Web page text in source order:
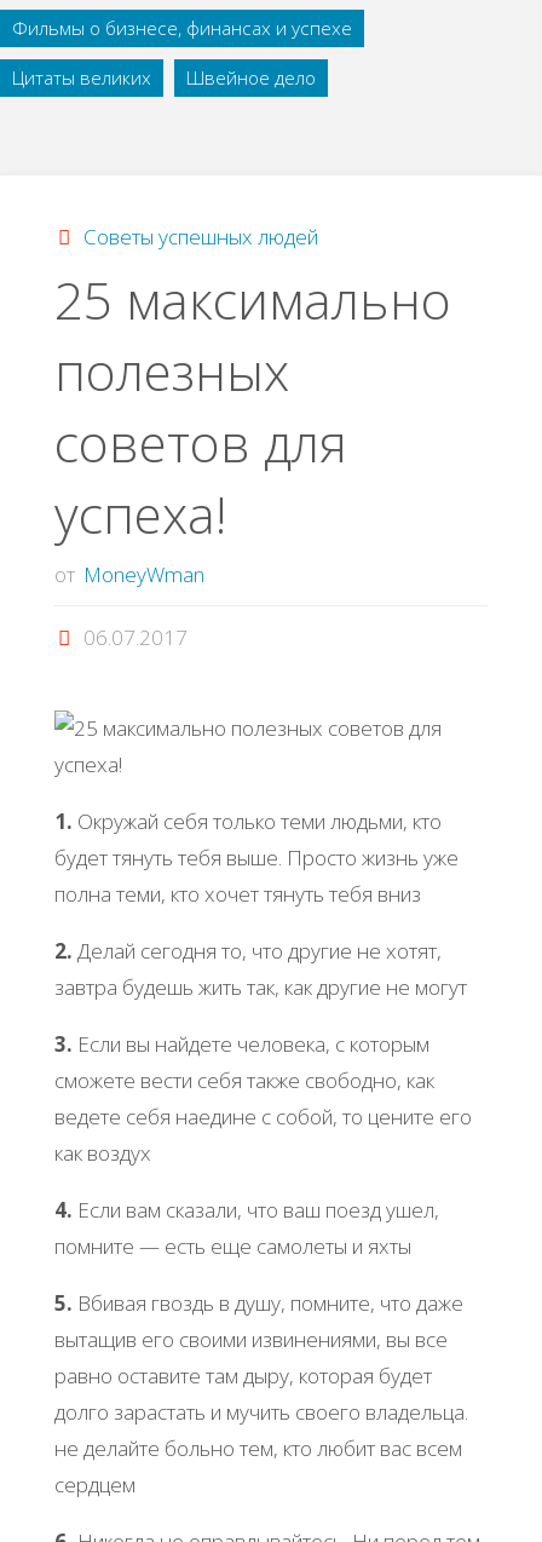
Фильмы о бизнесе, финансах и успехе
Цитаты великих
Швейное дело
Советы успешных людей
25 максимально
полезных
советов для
успеха!
от MoneyWman
06.07.2017
1. Окружай себя только теми людьми, кто
будет тянуть тебя выше. Просто жизнь уже
полна теми, кто хочет тянуть тебя вниз
2. Делай сегодня то, что другие не хотят,
завтра будешь жить так, как другие не могут
3. Если вы найдете человека, с которым
сможете вести себя также свободно, как
ведете себя наедине с собой, то цените его
как воздух
4. Если вам сказали, что ваш поезд ушел,
помните — есть еще самолеты и яхты
5. Вбивая гвоздь в душу, помните, что даже
вытащив его своими извинениями, вы все
равно оставите там дыру, которая будет
долго зарастать и мучить своего владельца.
не делайте больно тем, кто любит вас всем
сердцем